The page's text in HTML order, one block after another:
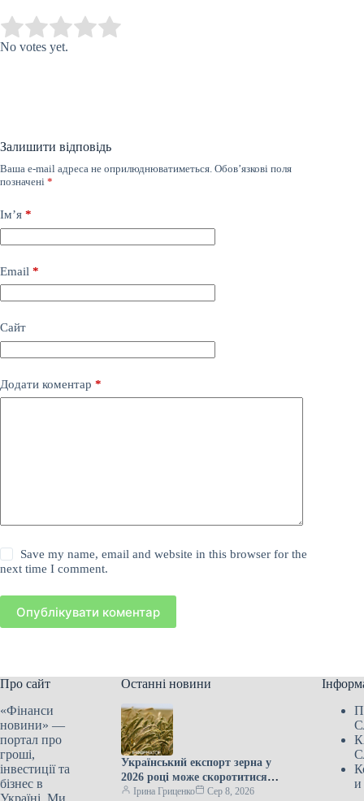
Rate this item:
No votes yet.
Залишити відповідь
Ваша e-mail адреса не оприлюднюватиметься. Обов’язкові поля
позначені *
Ім’я *
Email *
Сайт
Додати коментар *
Save my name, email and website in this browser for the
next time I comment.
Опублікувати коментар
Про сайт
«Фінанси
новини» —
портал про
гроші,
інвестиції та
бізнес в
Україні. Ми
Останні новини
Український експорт зерна у
2026 році може скоротитися
наполовину через російські
Ірина Гриценко Сер 8, 2026
и